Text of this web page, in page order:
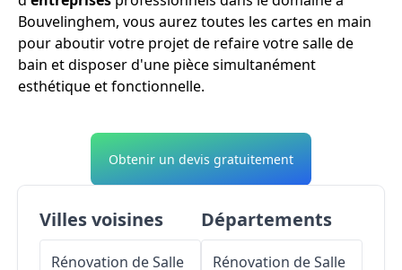
Bouvelinghem, vous aurez toutes les cartes en main
pour aboutir votre projet de refaire votre salle de
bain et disposer d'une pièce simultanément
esthétique et fonctionnelle.
Obtenir un devis gratuitement
Villes voisines
Rénovation de Salle
Départements
Rénovation de Salle